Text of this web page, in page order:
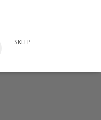
SKLEP